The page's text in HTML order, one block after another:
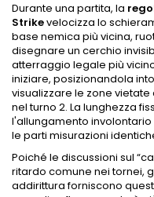
Durante una partita, la
Strikevelocizza lo
base nemica più vicina,
disegnare un cerchio
atterraggio legale più
iniziare, posizionandola
visualizzare le zone
nel turno 2. La lunghezza
l'allungamento
le parti misurazioni
Poiché le discussioni sul
ritardo comune nei tornei,
addirittura forniscono